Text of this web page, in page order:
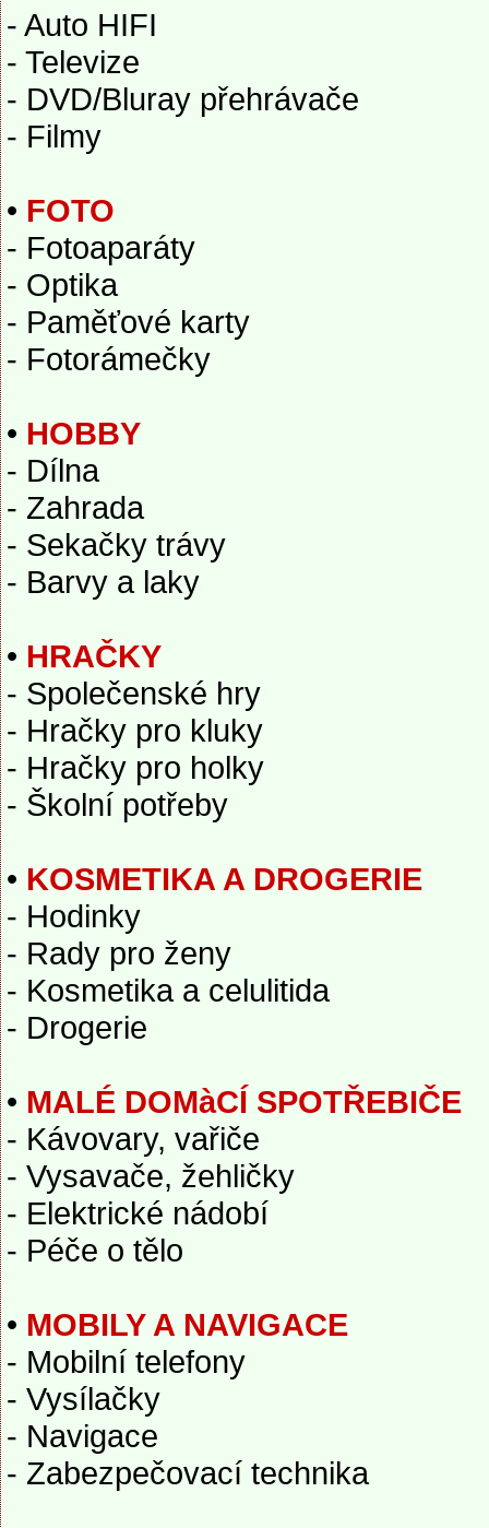
- Auto HIFI
- Televize
- DVD/Bluray přehrávače
- Filmy
• FOTO
- Fotoaparáty
- Optika
- Paměťové karty
- Fotorámečky
• HOBBY
- Dílna
- Zahrada
- Sekačky trávy
- Barvy a laky
• HRAČKY
- Společenské hry
- Hračky pro kluky
- Hračky pro holky
- Školní potřeby
• KOSMETIKA A DROGERIE
- Hodinky
- Rady pro ženy
- Kosmetika a celulitida
- Drogerie
• MALÉ DOMàCÍ SPOTŘEBIČE
- Kávovary, vařiče
- Vysavače, žehličky
- Elektrické nádobí
- Péče o tělo
• MOBILY A NAVIGACE
- Mobilní telefony
- Vysílačky
- Navigace
- Zabezpečovací technika